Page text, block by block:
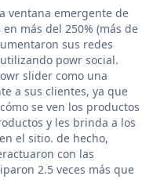
ventana emergente de
más del 250% (más de
sus redes
powr social.
slider como una
a sus clientes, ya que
se ven los productos
y les brinda a los
el sitio. de hecho,
con las
2.5 veces más que